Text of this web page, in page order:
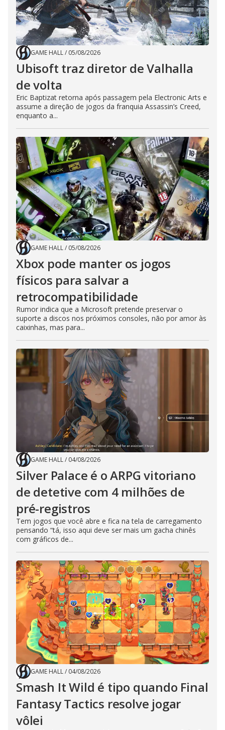
GAME HALL/ 05/08/2026
Ubisoft traz diretor de Valhalla
de volta
Eric Baptizat retorna após passagem pela Electronic Arts e
assume a direção de jogos da franquia Assassin’s Creed,
enquanto a...
GAME HALL/ 05/08/2026
Xbox pode manter os jogos
físicos para salvar a
retrocompatibilidade
Rumor indica que a Microsoft pretende preservar o
suporte a discos nos próximos consoles, não por amor às
caixinhas, mas para...
GAME HALL/ 04/08/2026
Silver Palace é o ARPG vitoriano
de detetive com 4 milhões de
pré-registros
Tem jogos que você abre e fica na tela de carregamento
pensando “tá, isso aqui deve ser mais um gacha chinês
com gráficos de...
GAME HALL/ 04/08/2026
Smash It Wild é tipo quando Final
Fantasy Tactics resolve jogar
vôlei